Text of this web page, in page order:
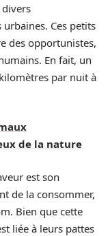
divers
Ces petits
des opportunistes,
En fait, un
par nuit à
de la nature
est son
de la consommer,
Bien que cette
liée à leurs pattes